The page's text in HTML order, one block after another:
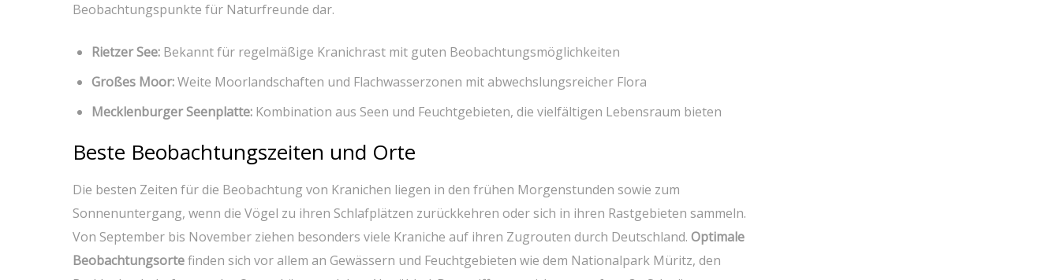
⁣Beobachtungspunkte für Naturfreunde dar.
Rietzer See: Bekannt für regelmäßige ⁣Kranichrast mit⁢ guten Beobachtungsmöglichkeiten
Großes Moor:Weite Moorlandschaften ⁤und ⁢Flachwasserzonen mit‌ abwechslungsreicher Flora
Mecklenburger ​Seenplatte: Kombination aus Seen und Feuchtgebieten, die vielfältigen Lebensraum ⁤bieten
Beste ‌Beobachtungszeiten und Orte
Die⁣ besten Zeiten für die Beobachtung⁢ von Kranichen liegen in​ den‍ frühen ‌Morgenstunden sowie zum⁢
Sonnenuntergang, wenn die⁤ Vögel zu ihren Schlafplätzen zurückkehren oder sich​ in ihren Rastgebieten sammeln.
‌Von ⁣September ​bis November ziehen besonders viele ⁣Kraniche auf ‍ihren Zugrouten durch‌ Deutschland.⁢ Optimale
Beobachtungsortefinden sich⁢ vor allem⁣ an Gewässern und ⁤Feuchtgebieten wie dem⁣ Nationalpark Müritz, den